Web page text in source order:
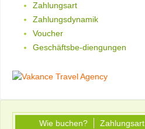
Zahlungsart
Zahlungsdynamik
Voucher
Geschäftsbe-diengungen
Wie buchen? Zahlungsart